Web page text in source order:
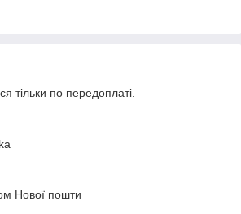
тільки по передоплаті.
Нової пошти